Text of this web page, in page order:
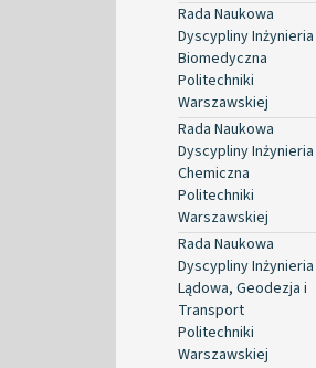
Rada Naukowa
Dyscypliny Inżynieria
Biomedyczna
Politechniki
Warszawskiej
Rada Naukowa
Dyscypliny Inżynieria
Chemiczna
Politechniki
Warszawskiej
Rada Naukowa
Dyscypliny Inżynieria
Lądowa, Geodezja i
Transport
Politechniki
Warszawskiej